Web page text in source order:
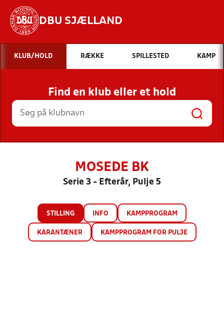
DBU SJÆLLAND
Hvad vil du søge efter?
INDHOLD OG NYHEDER
STILLINGER, RESULTATER, KLUBBER OG
HOLD
KLUB/HOLD RÆKKE SPILLESTED KAMP
Find en klub eller et hold
MOSEDE BK
Serie 3 - Efterår, Pulje 5
STILLING INFO KAMPPROGRAM
KARANTÆNER KAMPPROGRAM FOR PULJE